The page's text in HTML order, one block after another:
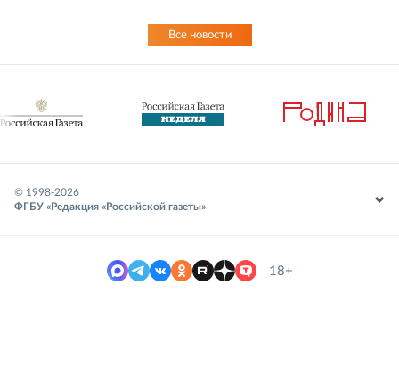
Все новости
© 1998-2026
ФГБУ «Редакция «Российской газеты»
18+